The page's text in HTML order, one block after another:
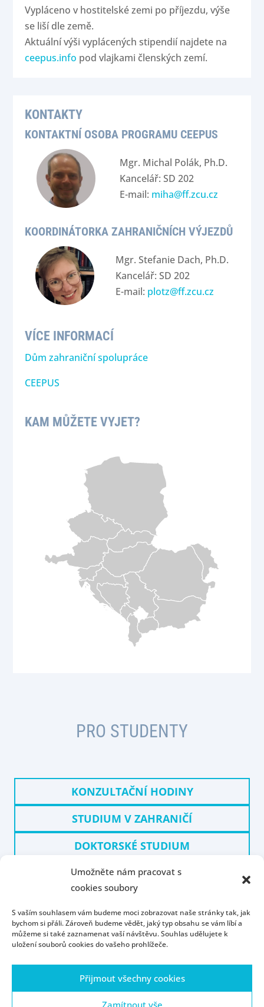
Umožněte nám pracovat s
cookies soubory
S vaším souhlasem vám budeme moci zobrazovat naše stránky tak, jak
bychom si přáli. Zároveň budeme vědět, jaký typ obsahu se vám líbí a
můžeme si také zaznamenat vaší návštěvu. Souhlas udělujete k
uložení souborů cookies do vašeho prohlížeče.
Přijmout všechny cookies
Zamítnout vše
Vypláceno v hostitelské zemi po příjezdu, výše
se liší dle země.
Aktuální výši vyplácených stipendií najdete na
ceepus.info pod vlajkami členských zemí.
KONTAKTY
KONTAKTNÍ OSOBA PROGRAMU CEEPUS
Mgr. Michal Polák, Ph.D.
Kancelář: SD 202
E-mail: miha@ff.zcu.cz
KOORDINÁTORKA ZAHRANIČNÍCH VÝJEZDŮ
Mgr. Stefanie Dach, Ph.D.
Kancelář: SD 202
E-mail: plotz@ff.zcu.cz
VÍCE INFORMACÍ
Dům zahraniční spolupráce
CEEPUS
KAM MŮŽETE VYJET?
PRO STUDENTY
KONZULTAČNÍ HODINY
STUDIUM V ZAHRANIČÍ
DOKTORSKÉ STUDIUM
DOKTORSKÉ SEMINÁŘE
Úvod Kontakt
Konzultační hodiny
Přijímací řízení
Portál ZČU Webmail